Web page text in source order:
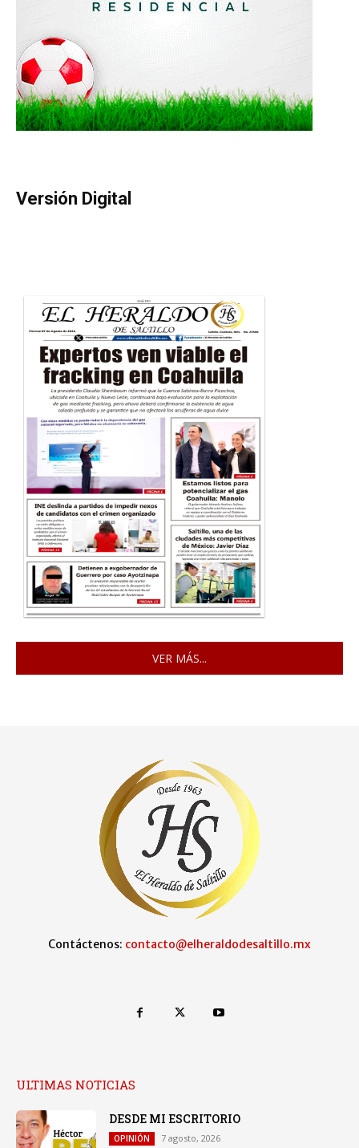
Versión Digital
VER MÁS...
Contáctenos: contacto@elheraldodesaltillo.mx
ULTIMAS NOTICIAS
DESDE MI ESCRITORIO
OPINIÓN 7 agosto, 2026